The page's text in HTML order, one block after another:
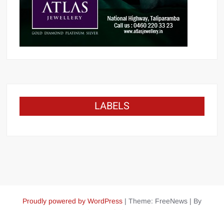
LABELS
Proudly powered by WordPress | Theme: FreeNews | By